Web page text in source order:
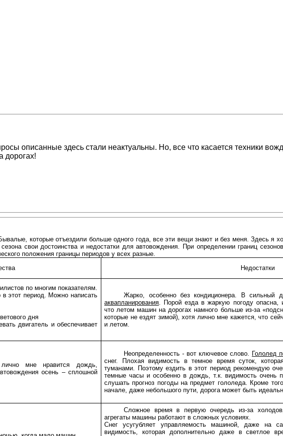
описанные здесь стали неактуальны. Но, все что касается техники
дорогах!
которые отъездили больше одного года, все эти вещи знают и без меня. Здесь я
свои достоинства и недостатки для автовождения. При определении границ
положения границы периодов у всех разные.
Недостатки
по многим показателям.
этот период. Можно написать
дня
двигатель и обеспечивает
Жарко, особенно без кондиционера. В сильный
аквапланирования. Порой езда в жаркую погоду опасна,
что летом машин на дорогах намного больше из-за
которые не ездят зимой), хотя лично мне кажется, что
и летом.
лично мне нравится дождь,
осень – сплошной
Неопределенность - вот ключевое слово. Гололед
снег. Плохая видимость в темное время суток,
туманами. Поэтому ездить в этот период рекомендую
темные часы и особенно в дождь, т.к. видимость очень
слушать прогноз погоды на предмет гололеда. Кроме
начале, даже небольшого пути, дорога может быть
Сложное время в первую очередь из-за
агрегаты машины работают в сложных условиях.
Снег усугубляет управляемость машиной, даже на
видимость, которая дополнительно даже в светлое